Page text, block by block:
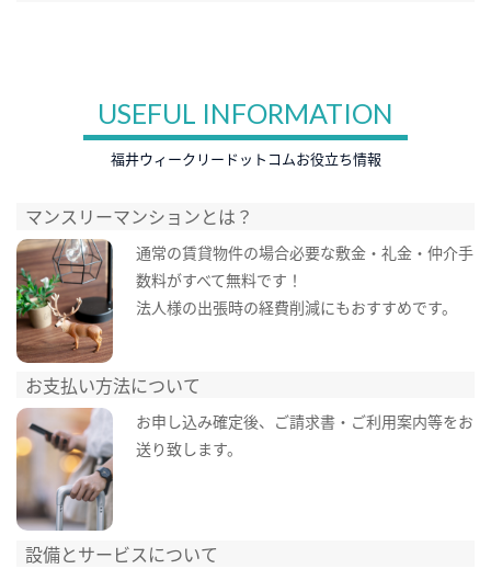
USEFUL INFORMATION
福井ウィークリードットコムお役立ち情報
マンスリーマンションとは？
通常の賃貸物件の場合必要な敷金・礼金・仲介手
数料がすべて無料です！
法人様の出張時の経費削減にもおすすめです。
お支払い方法について
お申し込み確定後、ご請求書・ご利用案内等をお
送り致します。
設備とサービスについて